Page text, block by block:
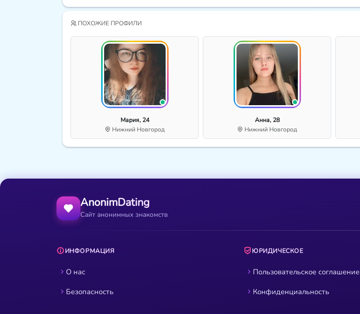
ПОХОЖИЕ ПРОФИЛИ
Мария, 24
Нижний Новгород
Анна, 28
Нижний Новгород
AnonimDating
Сайт анонимных знакомств
ИНФОРМАЦИЯ
О нас
Безопасность
ЮРИДИЧЕСКОЕ
Пользовательское соглашение
Конфиденциальность